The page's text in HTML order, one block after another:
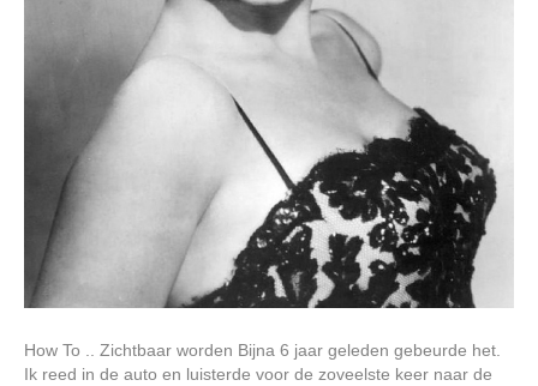
How To .. Zichtbaar worden Bijna 6 jaar geleden gebeurde het.
Ik reed in de auto en luisterde voor de zoveelste keer naar de